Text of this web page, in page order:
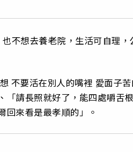
不想去養老院，生活可自理，
不要活在別人的嘴裡 愛面子
「請長照就好了，能四處嚼舌
來看是最孝順的」。